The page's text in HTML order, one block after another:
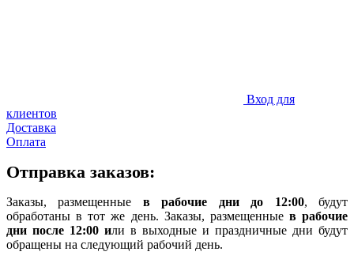
Вход для
клиентов
Доставка
Оплата
Отправка заказов:
Заказы, размещенные в рабочие дни до 12:00, будут
обработаны в тот же день. Заказы, размещенные в рабочие
дни после 12:00 или в выходные и праздничные дни будут
обращены на следующий рабочий день.